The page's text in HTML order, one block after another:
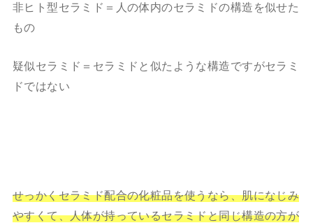
非ヒト型セラミド＝人の体内のセラミドの構造を似せた
もの
疑似セラミド＝セラミドと似たような構造ですがセラミ
ドではない
せっかくセラミド配合の化粧品を使うなら、肌になじみ
やすくて、人体が持っているセラミドと同じ構造の方が